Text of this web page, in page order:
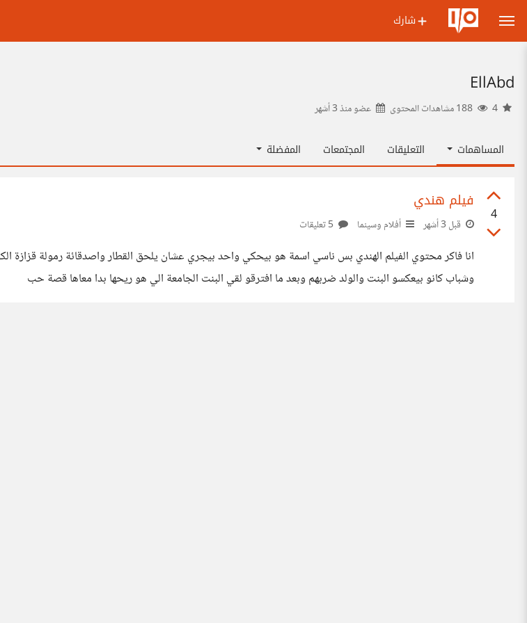
شارك
EllAbd
عضو منذ3 أشهر
المساهمات التعليقات المجتمعات المفضلة
4
فيلم هندي
قبل 3 أشهر أفلام وسينما
انا فاكر محتوي الفيلم الهندي بس ناسي اسمة هو بيحكي واحد بيجري عشان يلحق القطار واصدقائة رمولة
وشباب كانو بيعكسو البنت والولد ضربهم وبعد ما افترقو لقي البنت الجامعة الي هو ريحها بدا معاها قصة حب